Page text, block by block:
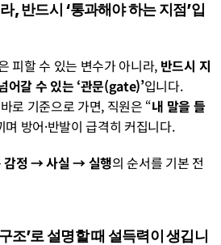
, 반드시 ‘통과해야 하는 지점’입
피할 수 있는 변수가 아니라,
반드시 지
어갈 수 있는 ‘관문(gate)’입니다.
바로 기준으로 가면, 직원은 “
내 말을 들
며 방어·반발이 급격히 커집니다.
감정 → 사실 → 실행의 순서를 기본 전
조’로 설명할 때 설득력이 생깁니